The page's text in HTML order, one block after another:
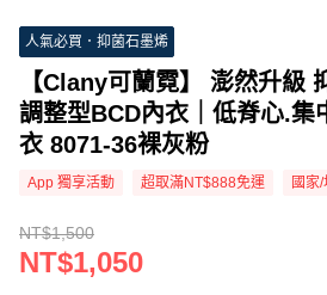
人氣必買．抑菌石墨烯
【Clany可蘭霓】 澎然升級
調整型BCD內衣｜低脊心.集
衣 8071-36裸灰粉
App 獨享活動 超取滿NT$888免運 國家
NT$1,500
NT$1,050